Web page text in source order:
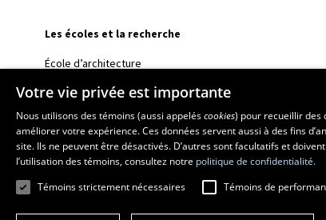
Les écoles et la recherche
École d’architecture
École supérieure d’aménagement du territoire et de
Centre de recherche en aménagement et développement
Votre vie privée est importante
Nous utilisons des témoins (aussi appeléscookies) pour recueillir des
améliorer votre expérience. Ces données servent aussi à des fins
site. Ils ne peuvent être désactivés. D’autres sont facultatifs et
l’utilisation des témoins, consultez notre politique de confidentialité.
Témoins strictement nécessaires
Témoins de